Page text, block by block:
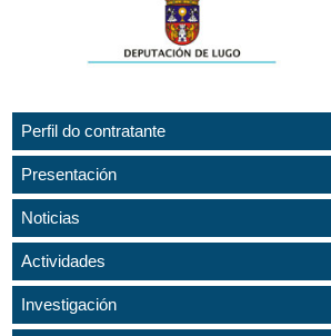
Perfil do contratante
Presentación
Noticias
Actividades
Investigación